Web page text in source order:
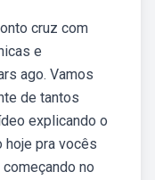
cruz com
e
ago. Vamos
de tantos
explicando o
hoje pra vocês
no